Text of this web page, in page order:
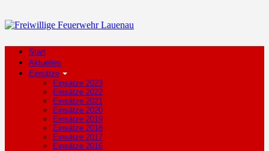
Start
Aktuelles
Einsätze
Einsätze 2023
Einsätze 2022
Einsätze 2021
Einsätze 2020
Einsätze 2019
Einsätze 2018
Einsätze 2017
Einsätze 2016